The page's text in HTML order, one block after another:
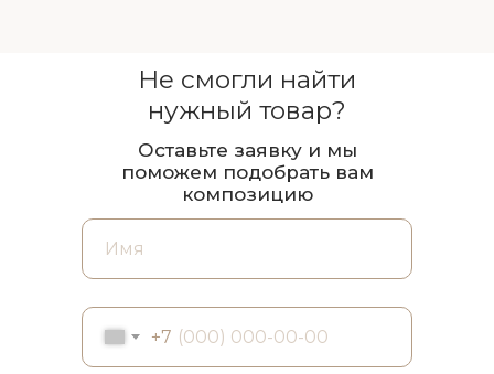
+7
Не смогли найти
нужный товар?
Оставьте заявку и мы
поможем подобрать вам
композицию